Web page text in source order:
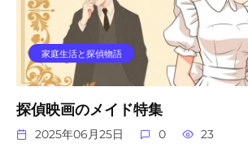
家庭生活と探偵物語
探偵映画のメイド特集
2025年06月25日 0 23